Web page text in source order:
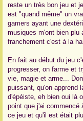
reste un très bon jeu et
est "quand même" un
gamers ayant une
musiques m'ont bien plu
franchement c'est à la
En fait au début du jeu
progresser, on farme et
vie, magie et arme...
puissant, qu'on apprend
d'épéiste, eh bien oui là
point que j'ai commencé
ce jeu et qu'il est était